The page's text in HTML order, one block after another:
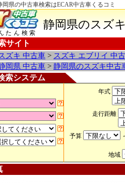
岡県の中古車検索はECAR中古車くるコミ
たん検索
静岡県のスズ
サイト
ズキ 中古車 > スズキ エブリイ 中
岡県 中古車 > 静岡県のスズキ中古
索システム
年式
走行距離
予算
地域